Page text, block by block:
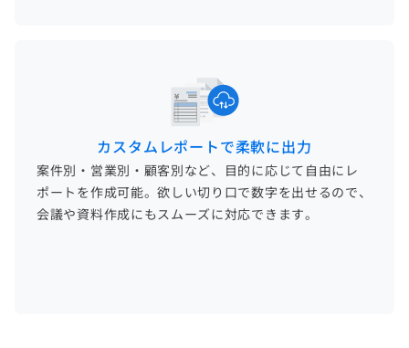
カスタムレポートで柔軟に出力
案件別・営業別・顧客別など、目的に応じて自由にレ
ポートを作成可能。欲しい切り口で数字を出せるので、
会議や資料作成にもスムーズに対応できます。